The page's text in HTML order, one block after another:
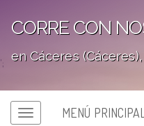
CORRE CON
en Cáceres
';
MENÚ PRINCIPAL